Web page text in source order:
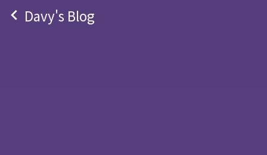
navigate_before Davy's Blog